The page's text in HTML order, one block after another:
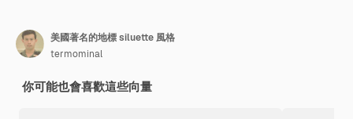
美國著名的地標 siluette 風格
termominal
你可能也會喜歡這些向量